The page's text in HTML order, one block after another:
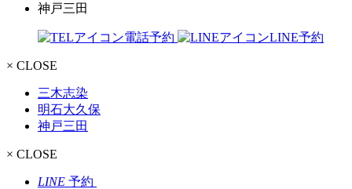
神戸三田
電話予約 LINE予約
× CLOSE
三木志染
明石大久保
神戸三田
× CLOSE
LINE 予約